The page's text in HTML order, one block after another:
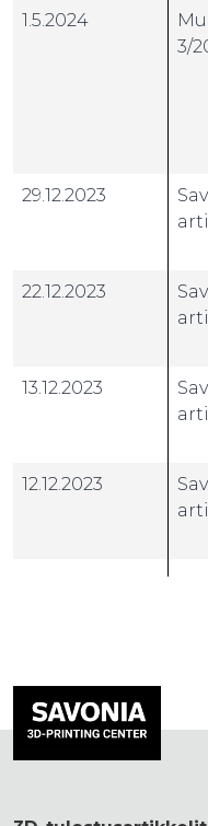
1.5.2024
3/
29.12.2023
22.12.2023
13.12.2023
12.12.2023